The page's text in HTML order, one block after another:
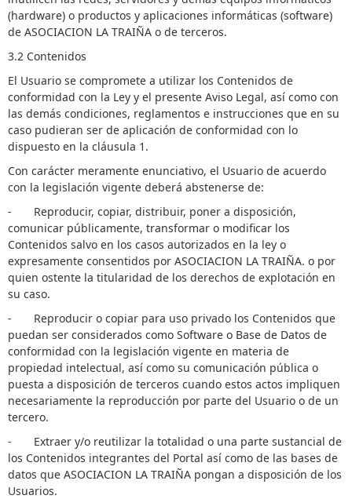
(hardware) o productos y aplicaciones informáticas (software)
de ASOCIACION LA TRAIÑA o de terceros.
3.2 Contenidos
El Usuario se compromete a utilizar los Contenidos de
conformidad con la Ley y el presente Aviso Legal, así como con
las demás condiciones, reglamentos e instrucciones que en su
caso pudieran ser de aplicación de conformidad con lo
dispuesto en la cláusula 1.
Con carácter meramente enunciativo, el Usuario de acuerdo
con la legislación vigente deberá abstenerse de:
- Reproducir, copiar, distribuir, poner a disposición,
comunicar públicamente, transformar o modificar los
Contenidos salvo en los casos autorizados en la ley o
expresamente consentidos por ASOCIACION LA TRAIÑA. o por
quien ostente la titularidad de los derechos de explotación en
su caso.
- Reproducir o copiar para uso privado los Contenidos que
puedan ser considerados como Software o Base de Datos de
conformidad con la legislación vigente en materia de
propiedad intelectual, así como su comunicación pública o
puesta a disposición de terceros cuando estos actos impliquen
necesariamente la reproducción por parte del Usuario o de un
tercero.
- Extraer y/o reutilizar la totalidad o una parte sustancial de
los Contenidos integrantes del Portal así como de las bases de
datos que ASOCIACION LA TRAIÑA pongan a disposición de los
Usuarios.